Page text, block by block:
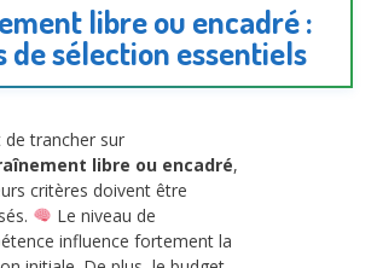
libre ou encadré :
de sélection essentiels
de trancher sur
libre ou encadré,
critères doivent être
Le niveau de
influence fortement la